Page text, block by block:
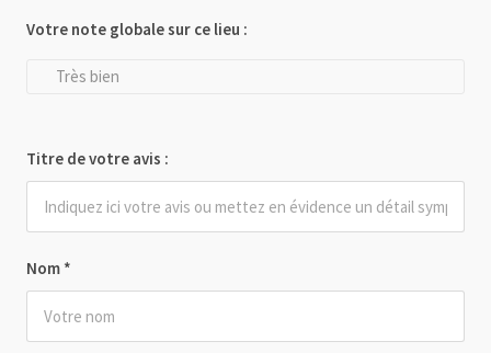
Nom *
Votre note globale sur ce lieu :
Très bien
Titre de votre avis :